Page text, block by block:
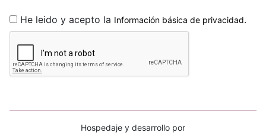
He leido y acepto la Información básica de privacidad.
Hospedaje y desarrollo por